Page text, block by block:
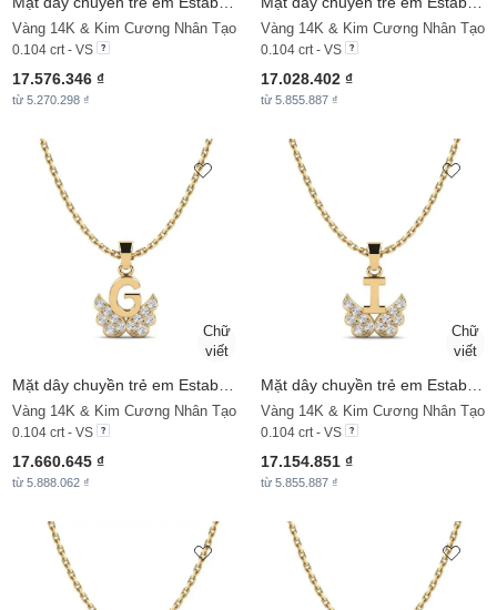
Vàng 14K & Kim Cương Nhân Tạo
0.104 crt - VS
17.576.346 ₫
từ 5.270.298 ₫
Vàng 14K & Kim Cương Nhân Tạo
0.104 crt - VS
17.028.402 ₫
từ 5.855.887 ₫
Vàng 14K & Kim Cương Nhân Tạo
0.104 crt - VS
17.660.645 ₫
từ 5.888.062 ₫
Vàng 14K & Kim Cương Nhân Tạo
0.104 crt - VS
17.154.851 ₫
từ 5.855.887 ₫